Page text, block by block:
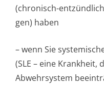
(chronisch-
gen) haben
– wenn Sie
(SLE – eine Krankheit,
Abwehrsystem